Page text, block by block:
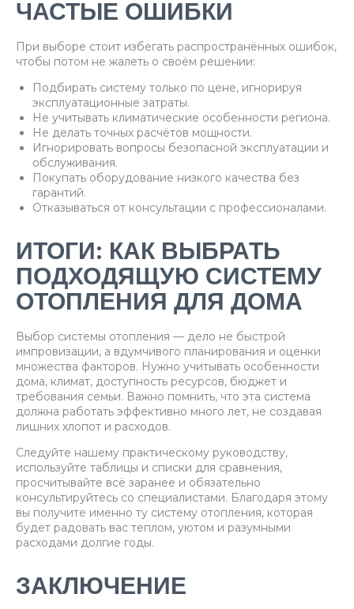
ЧАСТЫЕ ОШИБКИ
При выборе стоит избегать распространённых ошибок,
чтобы потом не жалеть о своём решении:
Подбирать систему только по цене, игнорируя
эксплуатационные затраты.
Не учитывать климатические особенности региона.
Не делать точных расчётов мощности.
Игнорировать вопросы безопасной эксплуатации и
обслуживания.
Покупать оборудование низкого качества без
гарантий.
Отказываться от консультации с профессионалами.
ИТОГИ: КАК ВЫБРАТЬ
ПОДХОДЯЩУЮ СИСТЕМУ
ОТОПЛЕНИЯ ДЛЯ ДОМА
Выбор системы отопления — дело не быстрой
импровизации, а вдумчивого планирования и оценки
множества факторов. Нужно учитывать особенности
дома, климат, доступность ресурсов, бюджет и
требования семьи. Важно помнить, что эта система
должна работать эффективно много лет, не создавая
лишних хлопот и расходов.
Следуйте нашему практическому руководству,
используйте таблицы и списки для сравнения,
просчитывайте всё заранее и обязательно
консультируйтесь со специалистами. Благодаря этому
вы получите именно ту систему отопления, которая
будет радовать вас теплом, уютом и разумными
расходами долгие годы.
ЗАКЛЮЧЕНИЕ